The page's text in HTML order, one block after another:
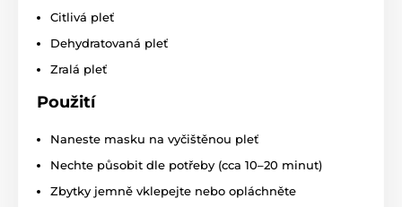
Citlivá pleť
Dehydratovaná pleť
Zralá pleť
Použití
Naneste masku na vyčištěnou pleť
Nechte působit dle potřeby (cca 10–20 minut)
Zbytky jemně vklepejte nebo opláchněte